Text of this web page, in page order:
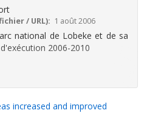
/ URL) 1 août 2006
national de Lobeke et de sa
2006-2010
increased and improved